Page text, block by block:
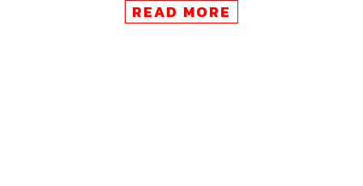
On This Day Fast Food
READ MORE